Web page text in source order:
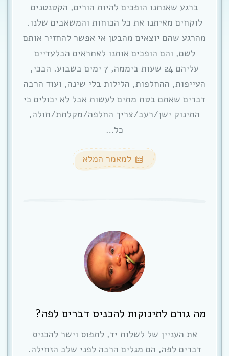
ברגע שאנחנו הופכים להיות הורים, הקטנטנים
לוקחים מאיתנו את כל הכוחות והמשאבים שלנו.
מהרגע שהם יוצאים מהבטן אי אפשר להחזיר אותם
לשם, והם הופכים אותנו לאחראים הבלעדיים
עליהם 24 שעות ביממה, 7 ימים בשבוע. הבכי,
העייפות, ההחלפות, הלילות בלי שינה, ועוד הרבה
דברים שאתם בטח מתים לעשות אבל לא יכולים כי
התינוק ישן/רעב/צריך החלפה/מקלחת/חולה,
כל…
למאמר המלא
מה גורם לתינוקות להכניס דברים לפה?
את העניין של לשלוח יד, לתפוס וישר להכניס
דברים לפה, הם מגלים הרבה לפני שלב הזחילה.